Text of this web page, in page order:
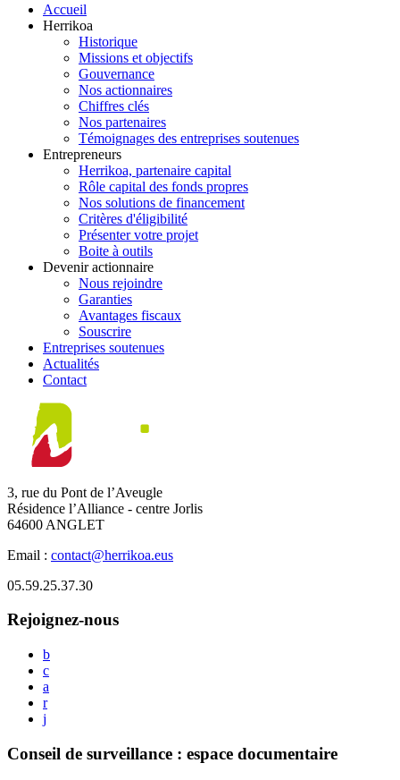
Accueil
Herrikoa
Historique
Missions et objectifs
Gouvernance
Nos actionnaires
Chiffres clés
Nos partenaires
Témoignages des entreprises soutenues
Entrepreneurs
Herrikoa, partenaire capital
Rôle capital des fonds propres
Nos solutions de financement
Critères d'éligibilité
Présenter votre projet
Boite à outils
Devenir actionnaire
Nous rejoindre
Garanties
Avantages fiscaux
Souscrire
Entreprises soutenues
Actualités
Contact
3, rue du Pont de l’Aveugle
Résidence l’Alliance - centre Jorlis
64600 ANGLET
Email : contact@herrikoa.eus
05.59.25.37.30
Rejoignez-nous
b
c
a
r
j
Conseil de surveillance : espace documentaire